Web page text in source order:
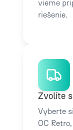
vieme
riešenie.
Zvolíte
Vyberte
OC